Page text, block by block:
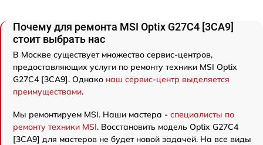
Почему для ремонта MSI Optix G27C4 [3CA9]
стоит выбрать нас
В Москве существует множество сервис-центров,
предоставляющих услуги по ремонту техники MSI Optix
G27C4 [3CA9]. Однако наш сервис-центр выделяется
преимуществами.
Мы ремонтируем MSI. Наши мастера - специалисты по
ремонту техники MSI. Восстановить модель Optix G27C4
[3CA9] для мастеров не будет новой задачей. На все виды